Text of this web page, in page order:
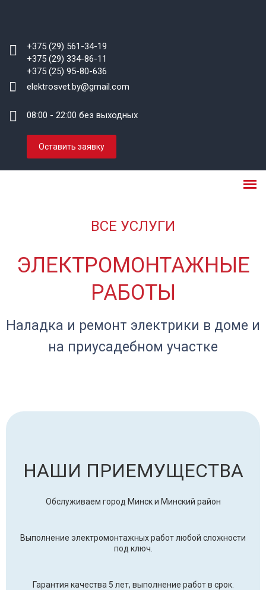
+375 (29) 561-34-19
+375 (29) 334-86-11
+375 (25) 95-80-636
elektrosvet.by@gmail.com
08:00 - 22:00 без выходных
Оставить заявку
ВСЕ УСЛУГИ
ЭЛЕКТРОМОНТАЖНЫЕ
РАБОТЫ
Наладка и ремонт электрики в доме и
на приусадебном участке
НАШИ ПРИЕМУЩЕСТВА
Обслуживаем город Минск и Минский район
Выполнение электромонтажных работ любой сложности
под ключ.
Гарантия качества 5 лет, выполнение работ в срок.